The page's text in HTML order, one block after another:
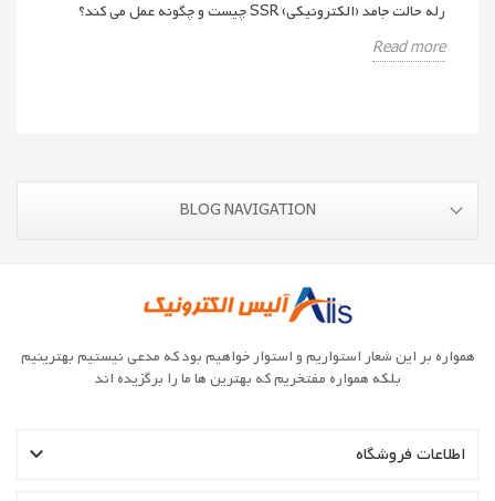
رله حالت جامد (الکترونیکی) SSR چیست و چگونه عمل می کند؟
Read more
BLOG NAVIGATION
همواره بر این شعار استواریم و استوار خواهیم بود که مدعی نیستیم بهترینیم
بلکه همواره مفتخریم که بهترین ها ما را برگزیده اند
اطلاعات فروشگاه 